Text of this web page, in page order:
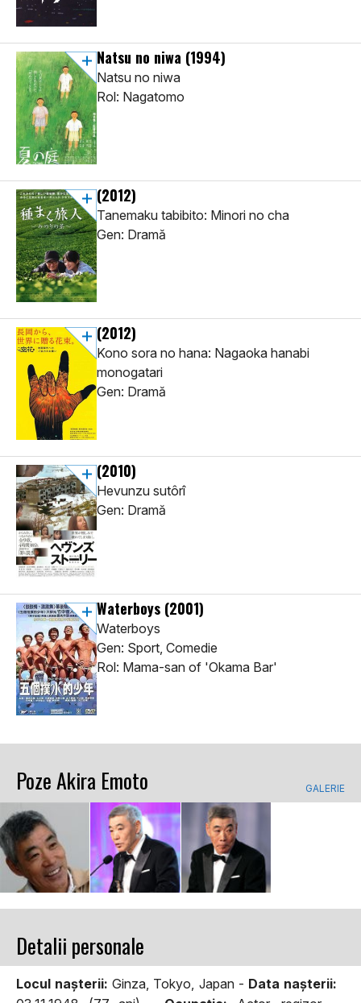
Natsu no niwa (1994)
Natsu no niwa
Rol: Nagatomo
(2012)
Tanemaku tabibito: Minori no cha
Gen: Dramă
(2012)
Kono sora no hana: Nagaoka hanabi
monogatari
Gen: Dramă
(2010)
Hevunzu sutôrî
Gen: Dramă
Waterboys (2001)
Waterboys
Gen: Sport, Comedie
Rol: Mama-san of 'Okama Bar'
Poze Akira Emoto GALERIE
Detalii personale
Locul naşterii: Ginza, Tokyo, Japan - Data naşterii: